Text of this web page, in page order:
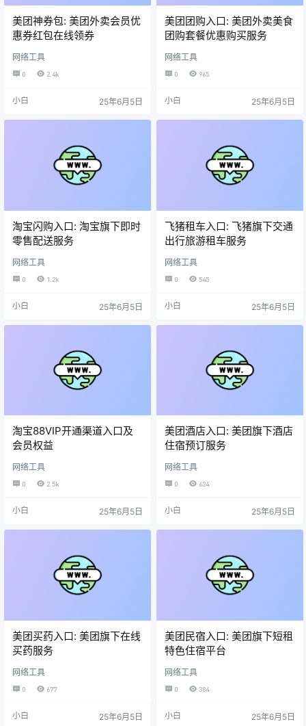
美团神券包: 美团外卖会员优
惠券红包在线领券
网络工具
0 2.4k
小白 25年6月5日
美团团购入口: 美团外卖美食
团购套餐优惠购买服务
网络工具
0 965
小白 25年6月5日
淘宝闪购入口: 淘宝旗下即时
零售配送服务
网络工具
0 1.2k
小白 25年6月5日
飞猪租车入口: 飞猪旗下交通
出行旅游租车服务
网络工具
0 545
小白 25年6月5日
淘宝88VIP开通渠道入口及
会员权益
网络工具
0 2.5k
小白 25年6月5日
美团酒店入口: 美团旗下酒店
住宿预订服务
网络工具
0 634
小白 25年6月5日
美团买药入口: 美团旗下在线
买药服务
网络工具
0 677
小白 25年6月5日
美团民宿入口: 美团旗下短租
特色住宿平台
网络工具
0 384
小白 25年6月5日